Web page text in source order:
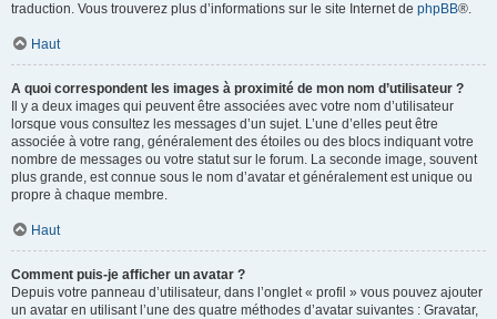
traduction. Vous trouverez plus d’informations sur le site Internet de phpBB®.
Haut
A quoi correspondent les images à proximité de mon nom d’utilisateur ?
Il y a deux images qui peuvent être associées avec votre nom d’utilisateur
lorsque vous consultez les messages d’un sujet. L’une d’elles peut être
associée à votre rang, généralement des étoiles ou des blocs indiquant votre
nombre de messages ou votre statut sur le forum. La seconde image, souvent
plus grande, est connue sous le nom d’avatar et généralement est unique ou
propre à chaque membre.
Haut
Comment puis-je afficher un avatar ?
Depuis votre panneau d’utilisateur, dans l’onglet « profil » vous pouvez ajouter
un avatar en utilisant l’une des quatre méthodes d’avatar suivantes : Gravatar,